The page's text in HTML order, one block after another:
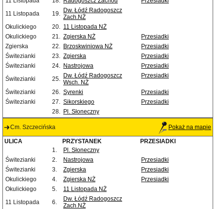
11 Listopada
19. Dw. Łódź Radogoszcz
Zach.NŻ
Okulickiego
20. 11 Listopada NŻ
Okulickiego
21. Zgierska NŻ
Przesiadki
Zgierska
22. Brzoskwiniowa NŻ
Przesiadki
Świtezianki
23. Zgierska
Przesiadki
Świtezianki
24. Nastrojowa
Przesiadki
Świtezianki
25. Dw. Łódź Radogoszcz
Wsch. NŻ
Przesiadki
Świtezianki 26. Syrenki
Przesiadki
Świtezianki
27. Sikorskiego
Przesiadki
28. Pl. Słoneczny
Cm. Szczecińska Pokaż na mapie
ULICA PRZYSTANEK
PRZESIADKI
1.
Pl. Słoneczny
Świtezianki
2. Nastrojowa
Przesiadki
Świtezianki
3. Zgierska
Przesiadki
Okulickiego
4. Zgierska NŻ
Przesiadki
Okulickiego
5.
11 Listopada NŻ
11 Listopada
6.
Dw. Łódź Radogoszcz
Zach.NŻ